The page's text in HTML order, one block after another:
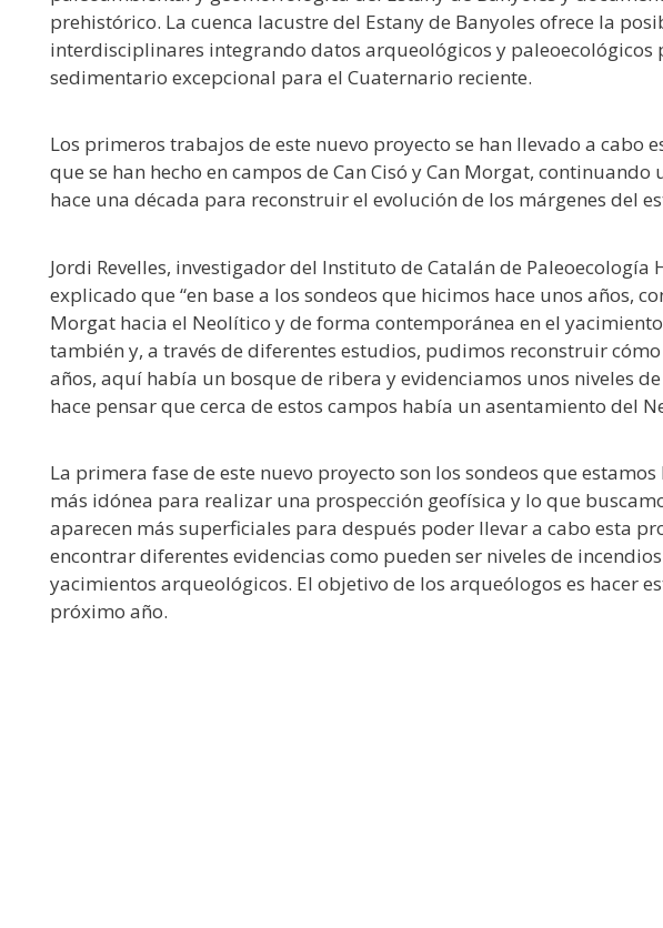
prehistórico. La cuenca lacustre del Estany de Banyoles ofrece la
interdisciplinares integrando datos arqueológicos y paleoecológicos
sedimentario excepcional para el Cuaternario reciente.
Los primeros trabajos de este nuevo proyecto se han llevado a cabo
que se han hecho en campos de Can Cisó y Can Morgat,
hace una década para reconstruir el evolución de los márgenes del
Jordi Revelles, investigador del Instituto de Catalán de Paleoecología
explicado que “en base a los sondeos que hicimos hace unos años,
Morgat hacia el Neolítico y de forma contemporánea en el
también y, a través de diferentes estudios, pudimos reconstruir
años, aquí había un bosque de ribera y evidenciamos unos niveles
hace pensar que cerca de estos campos había un asentamiento del
La primera fase de este nuevo proyecto son los sondeos que
más idónea para realizar una prospección geofísica y lo que
aparecen más superficiales para después poder llevar a cabo esta
encontrar diferentes evidencias como pueden ser niveles de
yacimientos arqueológicos. El objetivo de los arqueólogos es hacer
próximo año.